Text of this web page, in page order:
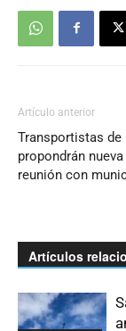
Artículo anterior
Transportistas de
propondrán
reunión con
Artículos